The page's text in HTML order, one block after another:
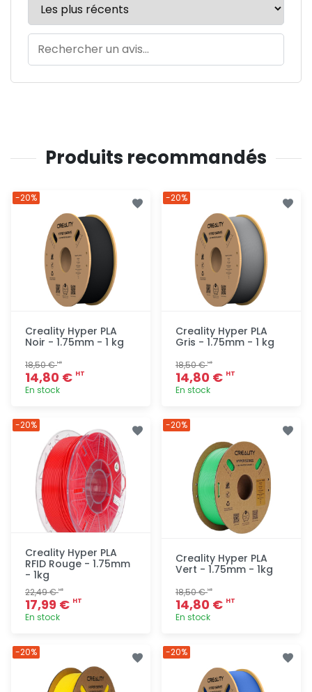
Produits recommandés
Creality Hyper PLA
Noir - 1.75mm - 1 kg
18,50 €HT
14,80 € HT
En stock
rapide
-20%
Creality Hyper PLA
Gris - 1.75mm - 1 kg
18,50 €HT
14,80 € HT
En stock
-20%
Creality Hyper PLA
RFID Rouge - 1.75mm
- 1kg
22,49 €HT
17,99 € HT
En stock
-20%
Creality Hyper PLA
Vert - 1.75mm - 1kg
18,50 €HT
14,80 € HT
En stock
-20%
-20% -20%